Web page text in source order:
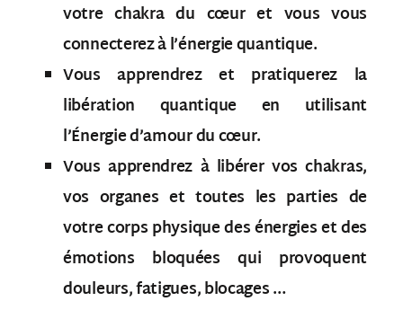
votre chakra du cœur et vous vous
connecterez à l’énergie quantique.
Vous apprendrez et pratiquerez la
libération quantique en utilisant
l’Énergie d’amour du cœur.
Vous apprendrez à libérer vos chakras,
vos organes et toutes les parties de
votre corps physique des énergies et des
émotions bloquées qui provoquent
douleurs, fatigues, blocages …